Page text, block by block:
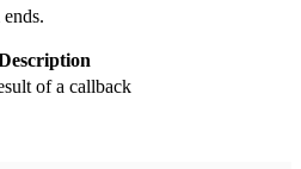
of a callback